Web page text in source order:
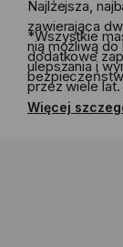
Najlżejsza,
zawierająca
nią możliwą
ulepszania i
przez wiele
sportu, to jest
*Wszystkie
dodatkowe
Więcej